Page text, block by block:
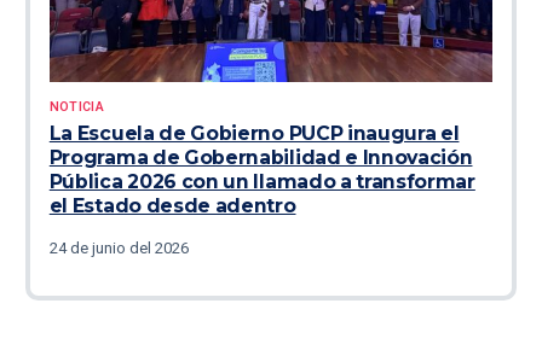
NOTICIA
La Escuela de Gobierno PUCP inaugura el
Programa de Gobernabilidad e Innovación
Pública 2026 con un llamado a transformar
el Estado desde adentro
24 de junio del 2026